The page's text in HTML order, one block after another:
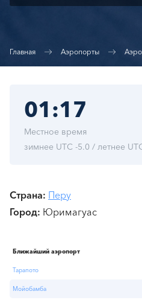
Главная Аэропорты
01:17
Местное время
зимнее UTC -5.0 / летнее
Страна Перу
Город Юримагуас
Ближайший аэропорт
Тарапото
Мойобамба